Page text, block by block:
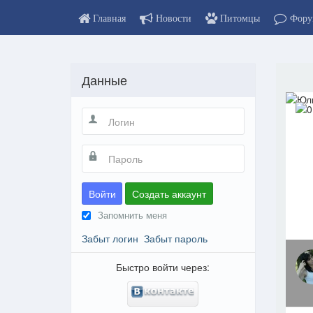
Главная Новости Питомцы
Данные
Войти Создать аккаунт
Запомнить меня
Забыт логин Забыт пароль
Быстро войти через: